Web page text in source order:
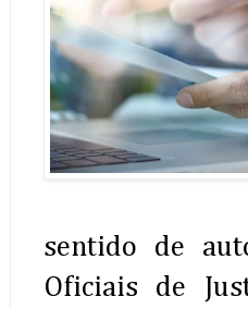
sentido de
Oficiais de